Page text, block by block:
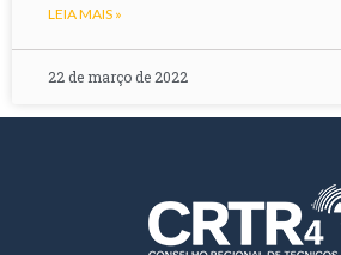
LEIA MAIS »
22 de março de 2022